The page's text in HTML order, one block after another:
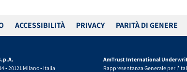
ACCESSIBILITÀ PRIVACY PARITÀ DI GENERE
• 20121 Milano • Italia
AmTrust International
Rappresentanza Generale per